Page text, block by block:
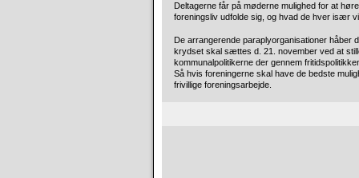
Deltagerne får på møderne mulighed for at
foreningsliv udfolde sig, og hvad de hver især
De arrangerende paraplyorganisationer håber
krydset skal sættes d. 21. november ved at
kommunalpolitikerne der gennem
Så hvis foreningerne skal have de bedste
frivillige foreningsarbejde.